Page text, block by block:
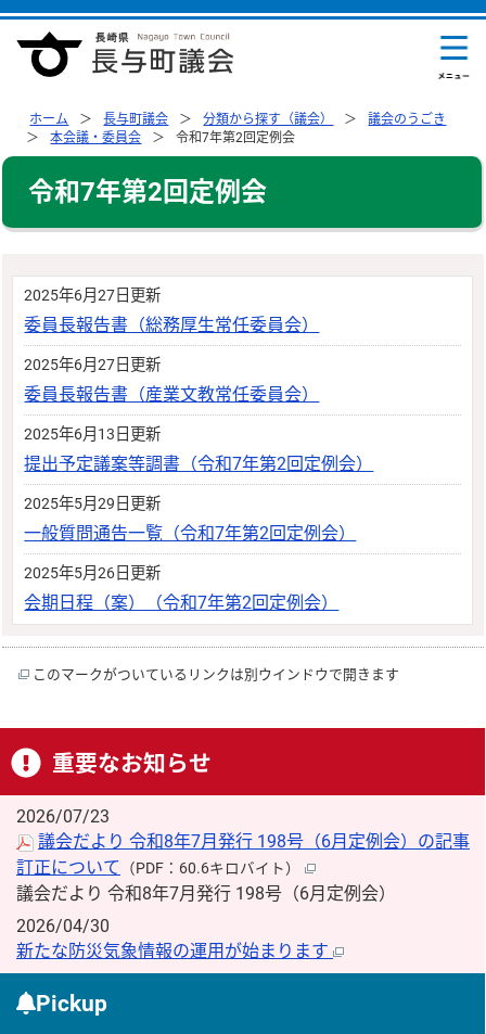
ホーム 長与町議会 分類から探す（議会）
議会のうごき
本会議・委員会
令和7年第2回定例会
令和7年第2回定例会
2025年6月27日更新
委員長報告書（総務厚生常任委員会）
2025年6月27日更新
委員長報告書（産業文教常任委員会）
2025年6月13日更新
提出予定議案等調書（令和7年第2回定例会）
2025年5月29日更新
一般質問通告一覧（令和7年第2回定例会）
2025年5月26日更新
会期日程（案）（令和7年第2回定例会）
このマークがついているリンクは別ウインドウで開きます
重要なお知らせ
2026/07/23
議会だより 令和8年7月発行 198号（6月定例会）の記事
訂正について （PDF：60.6キロバイト）
議会だより 令和8年7月発行 198号（6月定例会）
2026/04/30
新たな防災気象情報の運用が始まります
Pickup